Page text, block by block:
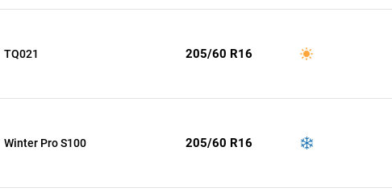
TQ021 205/60 R16
Winter Pro S100 205/60 R16